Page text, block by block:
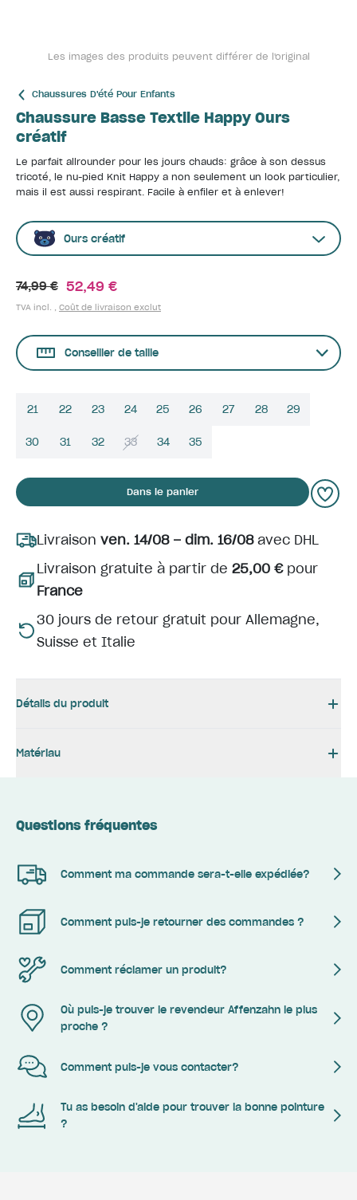
Les images des produits peuvent différer de l'original
Chaussures D'été Pour Enfants
Chaussure Basse Textile Happy Ours
créatif
Le parfait allrounder pour les jours chauds: grâce à son dessus
tricoté, le nu-pied Knit Happy a non seulement un look particulier,
mais il est aussi respirant. Facile à enfiler et à enlever!
Ours créatif
74,99 € 52,49 €
TVA incl. , Coût de livraison exclut
Conseiller de taille
21 22 23 24 25 26 27 28 29
30 31 32 33 34 35
Dans le panier
Livraison ven. 14/08 – dim. 16/08avec DHL
Livraison gratuite à partir de 25,00 €pour
France
30 jours de retour gratuit pour Allemagne,
Suisse et Italie
Détails du produit
Matériau
Questions fréquentes
Comment ma commande sera-t-elle expédiée?
Comment puis-je retourner des commandes ?
Comment réclamer un produit?
Où puis-je trouver le revendeur Affenzahn le plus
proche ?
Comment puis-je vous contacter?
Tu as besoin d'aide pour trouver la bonne pointure
?